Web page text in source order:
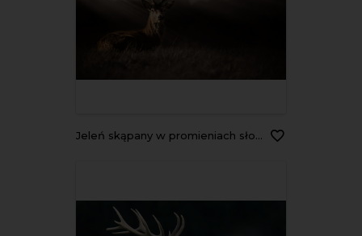
Jeleń skąpany w promieniach słońca